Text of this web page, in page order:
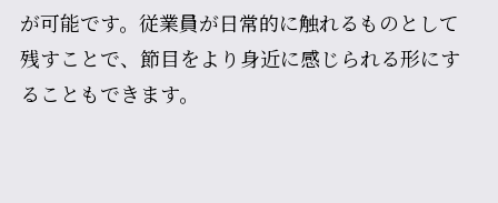
が可能です。従業員が日常的に触れるものとして
残すことで、節目をより身近に感じられる形にす
ることもできます。